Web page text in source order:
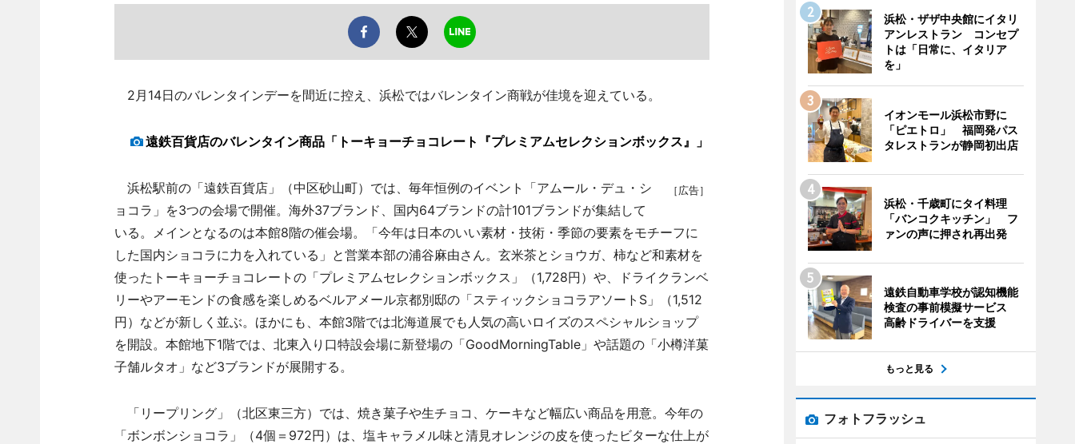
2月14日のバレンタインデーを間近に控え、浜松ではバレンタイン商戦が佳境を迎えている。
遠鉄百貨店のバレンタイン商品「トーキョーチョコレート『プレミアムセレクションボックス』」
［広告］
浜松駅前の「遠鉄百貨店」（中区砂山町）では、毎年恒例のイベント「アムール・デュ・シ
ョコラ」を3つの会場で開催。海外37ブランド、国内64ブランドの計101ブランドが集結して
いる。メインとなるのは本館8階の催会場。「今年は日本のいい素材・技術・季節の要素をモチーフに
した国内ショコラに力を入れている」と営業本部の浦谷麻由さん。玄米茶とショウガ、柿など和素材を
使ったトーキョーチョコレートの「プレミアムセレクションボックス」（1,728円）や、ドライクランベ
リーやアーモンドの食感を楽しめるベルアメール京都別邸の「スティックショコラアソートS」（1,512
円）などが新しく並ぶ。ほかにも、本館3階では北海道展でも人気の高いロイズのスペシャルショップ
を開設。本館地下1階では、北東入り口特設会場に新登場の「GoodMorningTable」や話題の「小樽洋菓
子舗ルタオ」など3ブランドが展開する。
「リープリング」（北区東三方）では、焼き菓子や生チョコ、ケーキなど幅広い商品を用意。今年の
「ボンボンショコラ」（4個＝972円）は、塩キャラメル味と清見オレンジの皮を使ったビターな仕上が
浜松・ザザ中央館にイタリ
アンレストラン コンセプ
トは「日常に、イタリア
を」
イオンモール浜松市野に
「ピエトロ」 福岡発パス
タレストランが静岡初出店
浜松・千歳町にタイ料理
「バンコクキッチン」 フ
ァンの声に押され再出発
遠鉄自動車学校が認知機能
検査の事前模擬サービス
高齢ドライバーを支援
もっと見る
フォトフラッシュ